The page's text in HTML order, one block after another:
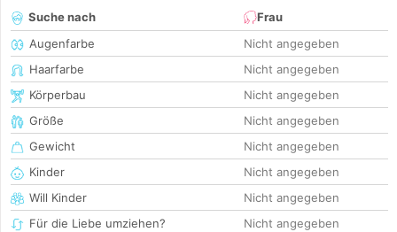
Suche nach
Frau
Augenfarbe
Nicht angegeben
Haarfarbe
Nicht angegeben
Körperbau
Nicht angegeben
Größe
Nicht angegeben
Gewicht
Nicht angegeben
Kinder
Nicht angegeben
Will Kinder
Nicht angegeben
Für die Liebe umziehen?
Nicht angegeben